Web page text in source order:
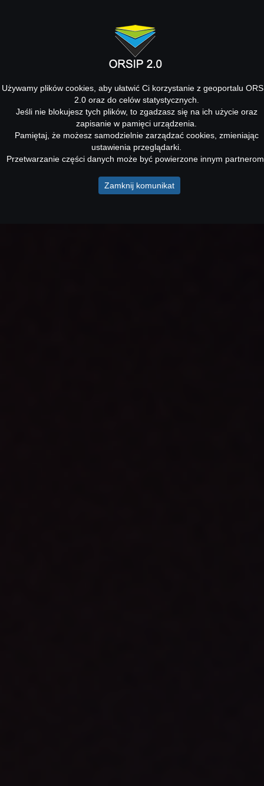
Używamy plików cookies, aby ułatwić Ci korzystanie z geoportalu
2.0 oraz do celów statystycznych.
Jeśli nie blokujesz tych plików, to zgadzasz się na ich użycie oraz
zapisanie w pamięci urządzenia.
Pamiętaj, że możesz samodzielnie zarządzać cookies, zmieniając
ustawienia przeglądarki.
Przetwarzanie części danych może być powierzone innym
Zamknij komunikat